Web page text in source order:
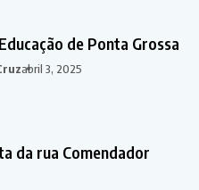
de Ponta Grossa
abril 3, 2025
da rua Comendador